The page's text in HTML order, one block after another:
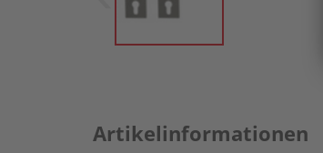
Artikelinformationen